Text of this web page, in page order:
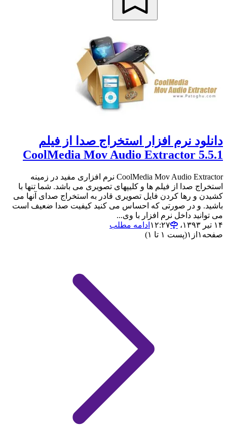
دانلود نرم افزار استخراج صدا از فیلم
CoolMedia Mov Audio Extractor 5.5.1
CoolMedia Mov Audio Extractor نرم افزاری مفید در زمینه
استخراج صدا از فیلم ها و کلیپهای تصویری می باشد. شما تنها با
کشیدن و رها کردن فایل تصویری قادر به استخراج صدای آنها می
باشید. و در صورتی که احساس می کنید کیفیت صدا ضعیف است
می توانید داخل نرم افزار با وی...
۱۴ تیر ۱۳۹۳،‏ ۱۲:۲۷
ادامه مطلب
صفحه ۱ از ۱(پست ۱ تا ۱)